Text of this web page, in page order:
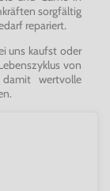
sorgfältig
repariert.
uns kaufst oder
von
wertvolle